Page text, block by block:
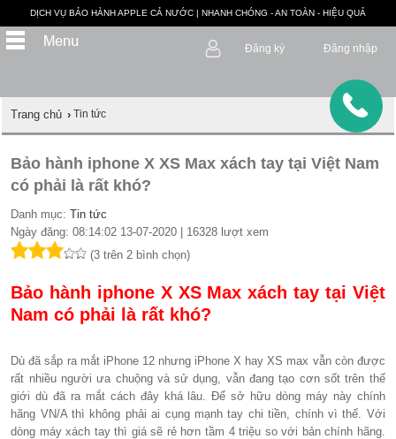
DỊCH VỤ BẢO HÀNH APPLE CẢ NƯỚC | NHANH CHÓNG - AN TOÀN - HIỆU QUẢ
Đăng nhập
Đăng ký
Trang chủ › Tin tức
Bảo hành iphone X XS Max xách tay tại Việt Nam
có phải là rất khó?
Danh mục:Tin tức
Ngày đăng: 08:14:02 13-07-2020 | 16328 lượt xem
(3 trên 2 bình chọn)
Bảo hành iphone X XS Max xách tay tại Việt
Nam có phải là rất khó?
Dù đã sắp ra mắt iPhone 12 nhưng iPhone X hay XS max vẫn còn được
rất nhiều người ưa chuộng và sử dụng, vẫn đang tạo cơn sốt trên thế
giới dù đã ra mắt cách đây khá lâu. Để sở hữu dòng máy này chính
hãng VN/A thì không phải ai cụng mạnh tay chi tiền, chính vì thế. Với
dòng máy xách tay thì giá sẽ rẻ hơn tầm 4 triệu so với bản chính hãng.